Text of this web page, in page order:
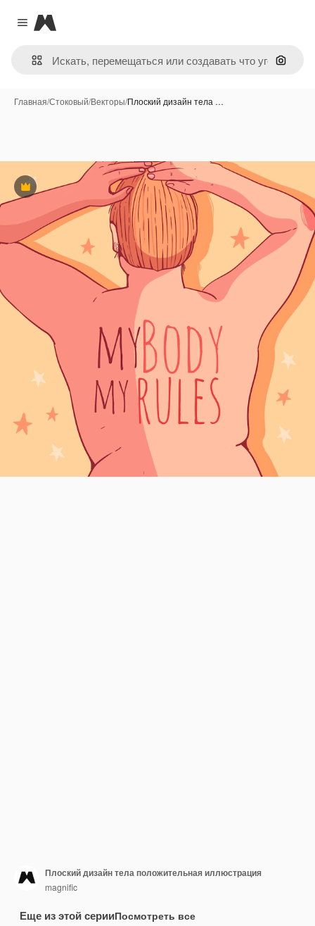
Close menu
Magnific
Поиск
Главная/Стоковый/Векторы/Плоский дизайн тела …
Премиум
Плоский дизайн тела положительная иллюстрация
magnific
Еще из этой серииПосмотреть все